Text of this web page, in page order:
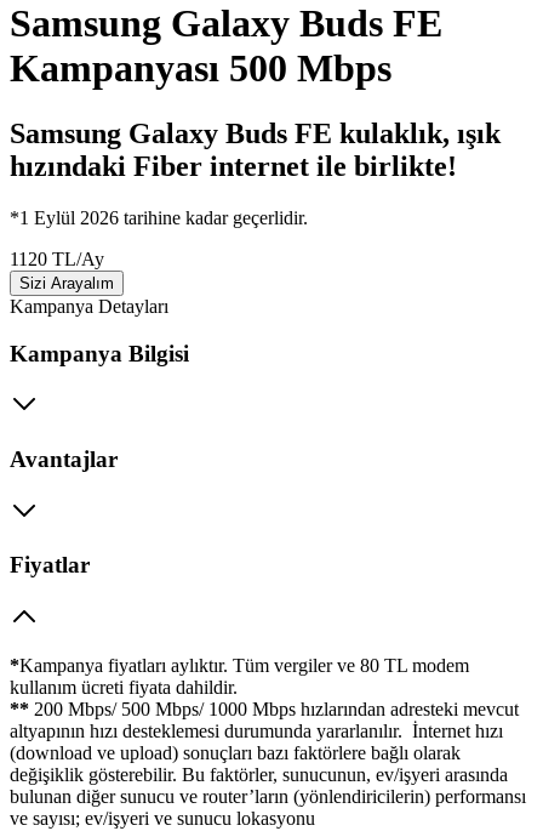
Samsung Galaxy Buds FE
Kampanyası 500 Mbps
Samsung Galaxy Buds FE kulaklık, ışık
hızındaki Fiber internet ile birlikte!
*1 Eylül 2026 tarihine kadar geçerlidir.
1120 TL/Ay
Sizi Arayalım
Kampanya Detayları
Kampanya Bilgisi
Avantajlar
Fiyatlar
*Kampanya fiyatları aylıktır. Tüm vergiler ve 80 TL modem
kullanım ücreti fiyata dahildir.
** 200 Mbps/ 500 Mbps/ 1000 Mbps hızlarından adresteki mevcut
altyapının hızı desteklemesi durumunda yararlanılır. İnternet hızı
(download ve upload) sonuçları bazı faktörlere bağlı olarak
değişiklik gösterebilir. Bu faktörler, sunucunun, ev/işyeri arasında
bulunan diğer sunucu ve router’ların (yönlendiricilerin) performansı
ve sayısı; ev/işyeri ve sunucu lokasyonu